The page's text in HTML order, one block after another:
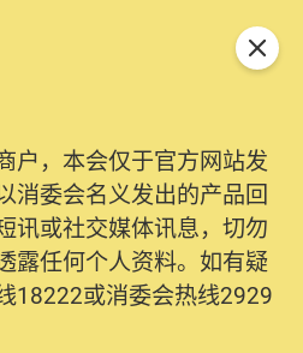
户，本会仅于官方网站发
消委会名义发出的产品回
讯或社交媒体讯息，切勿
露任何个人资料。如有疑
18222或消委会热线2929
关闭